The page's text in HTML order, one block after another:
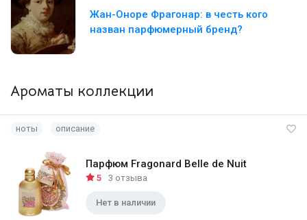
Жан-Оноре Фрагонар: в честь кого
назван парфюмерный бренд?
Ароматы коллекции
ноты описание
Парфюм Fragonard Belle de Nuit
5 3 отзыва
Нет в наличии